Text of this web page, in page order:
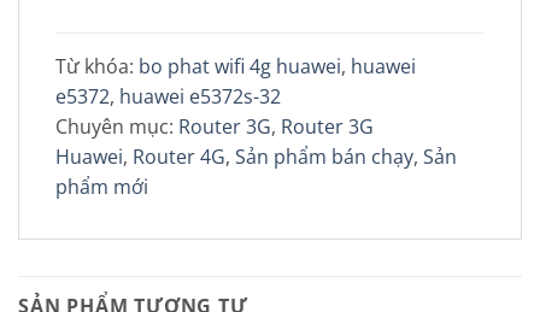
Từ khóa: bo phat wifi 4g huawei, huawei
e5372, huawei e5372s-32
Chuyên mục: Router 3G, Router 3G
Huawei, Router 4G, Sản phẩm bán chạy, Sản
phẩm mới
SẢN PHẨM TƯƠNG TỰ